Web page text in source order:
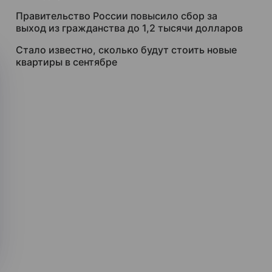
Правительство России повысило сбор за
выход из гражданства до 1,2 тысячи долларов
Стало известно, сколько будут стоить новые
квартиры в сентябре